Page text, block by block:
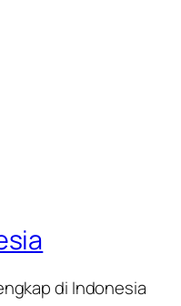
di Indonesia